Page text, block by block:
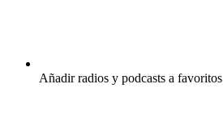
Añadir radios y podcasts a favoritos